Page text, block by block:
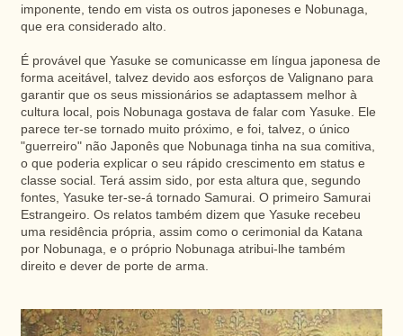
imponente, tendo em vista os outros japoneses e Nobunaga,
que era considerado alto.
É provável que Yasuke se comunicasse em língua japonesa de
forma aceitável, talvez devido aos esforços de Valignano para
garantir que os seus missionários se adaptassem melhor à
cultura local, pois Nobunaga gostava de falar com Yasuke. Ele
parece ter-se tornado muito próximo, e foi, talvez, o único
"guerreiro" não Japonês que Nobunaga tinha na sua comitiva,
o que poderia explicar o seu rápido crescimento em status e
classe social. Terá assim sido, por esta altura que, segundo
fontes, Yasuke ter-se-á tornado Samurai. O primeiro Samurai
Estrangeiro. Os relatos também dizem que Yasuke recebeu
uma residência própria, assim como o cerimonial da Katana
por Nobunaga, e o próprio Nobunaga atribui-lhe também
direito e dever de porte de arma.